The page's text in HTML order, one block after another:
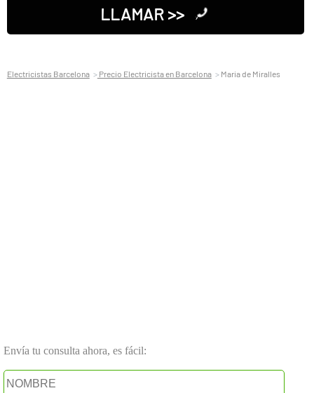
LLAMAR >>
Electricistas Barcelona Precio Electricista en Barcelona Maria de Miralles
Envía tu consulta ahora, es fácil: